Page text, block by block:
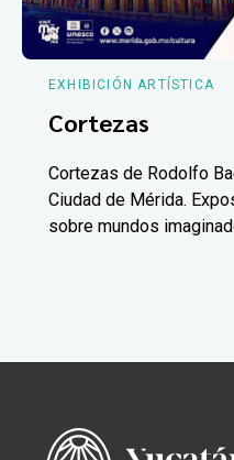
EXHIBICIÓN ARTÍSTICA
Cortezas
Cortezas de Rodolfo
Ciudad de Mérida.
sobre mundos